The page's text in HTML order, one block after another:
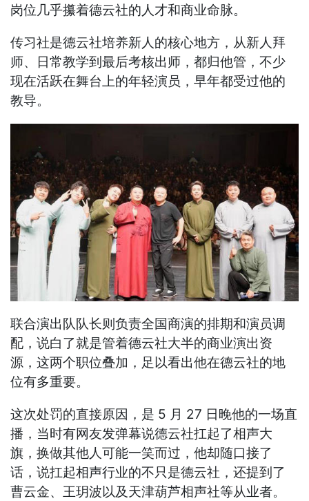
岗位几乎攥着德云社的人才和商业命脉。
传习社是德云社培养新人的核心地方，从新人拜
师、日常教学到最后考核出师，都归他管，不少
现在活跃在舞台上的年轻演员，早年都受过他的
教导。
联合演出队队长则负责全国商演的排期和演员调
配，说白了就是管着德云社大半的商业演出资
源，这两个职位叠加，足以看出他在德云社的地
位有多重要。
这次处罚的直接原因，是 5 月 27 日晚他的一场直
播，当时有网友发弹幕说德云社扛起了相声大
旗，换做其他人可能一笑而过，他却随口接了
话，说扛起相声行业的不只是德云社，还提到了
曹云金、王玥波以及天津葫芦相声社等从业者。